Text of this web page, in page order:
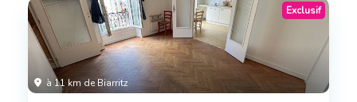
à 11 km de Biarritz
Exclusif